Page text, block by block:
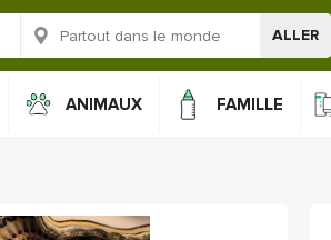
ALLER
ANIMAUX FAMILLE